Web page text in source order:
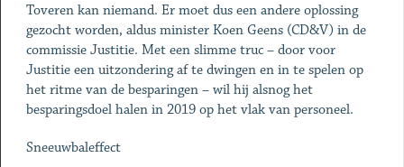
Toveren kan niemand. Er moet dus een andere oplossing
gezocht worden, aldus minister Koen Geens (CD&V) in de
commissie Justitie. Met een slimme truc – door voor
Justitie een uitzondering af te dwingen en in te spelen op
het ritme van de besparingen – wil hij alsnog het
besparingsdoel halen in 2019 op het vlak van personeel.
Sneeuwbaleffect